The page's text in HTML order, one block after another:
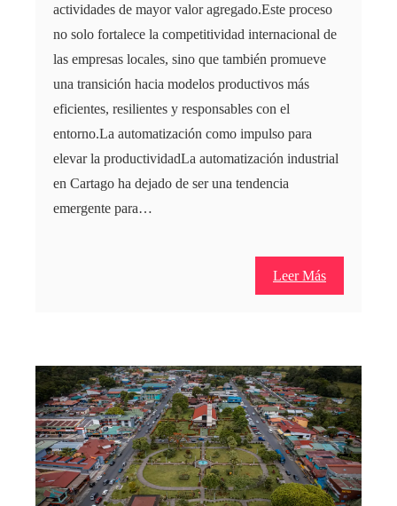
actividades de mayor valor agregado.Este proceso
no solo fortalece la competitividad internacional de
las empresas locales, sino que también promueve
una transición hacia modelos productivos más
eficientes, resilientes y responsables con el
entorno.La automatización como impulso para
elevar la productividadLa automatización industrial
en Cartago ha dejado de ser una tendencia
emergente para…
Leer Más